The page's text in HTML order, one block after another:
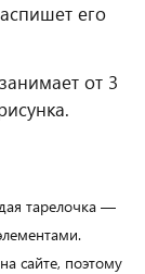
его
от 3
тарелочка —
сайте, поэтому